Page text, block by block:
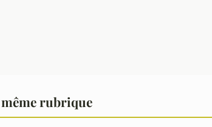
rubrique